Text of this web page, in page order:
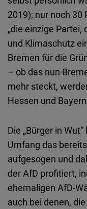
2019); nur noch 30
„die einzige
und Klimaschutz
Bremen für die
– ob das nun
mehr steckt,
Hessen und
Die „Bürger in
Umfang das
aufgesogen und
der AfD profitiert,
ehemaligen AfD-
auch bei denen,